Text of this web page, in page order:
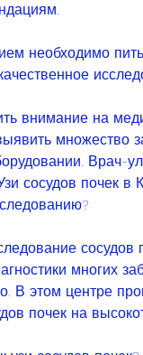
необходимо
внимание на
множество
Врач-
сосудов почек в
многих
В этом центре
почек на